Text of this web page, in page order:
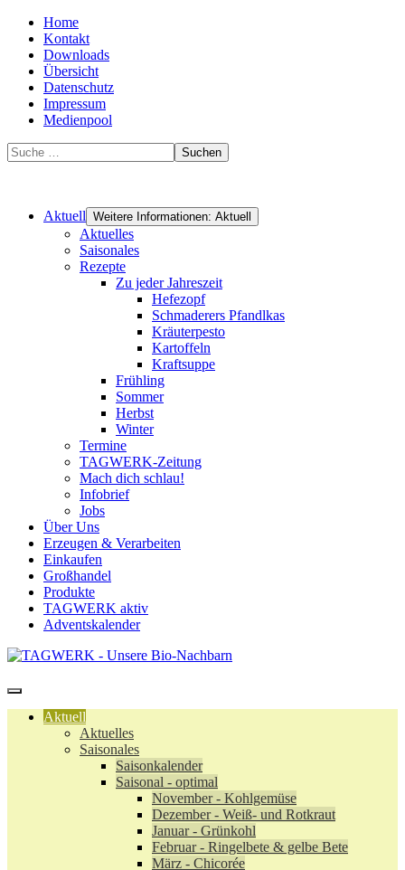
Home
Kontakt
Downloads
Übersicht
Datenschutz
Impressum
Medienpool
Suchen
Aktuell Weitere Informationen: Aktuell
Aktuelles
Saisonales
Rezepte
Zu jeder Jahreszeit
Hefezopf
Schmaderers Pfandlkas
Kräuterpesto
Kartoffeln
Kraftsuppe
Frühling
Sommer
Herbst
Winter
Termine
TAGWERK-Zeitung
Mach dich schlau!
Infobrief
Jobs
Über Uns
Erzeugen & Verarbeiten
Einkaufen
Großhandel
Produkte
TAGWERK aktiv
Adventskalender
Aktuell
Aktuelles
Saisonales
Saisonkalender
Saisonal - optimal
November - Kohlgemüse
Dezember - Weiß- und Rotkraut
Januar - Grünkohl
Februar - Ringelbete & gelbe Bete
März - Chicorée